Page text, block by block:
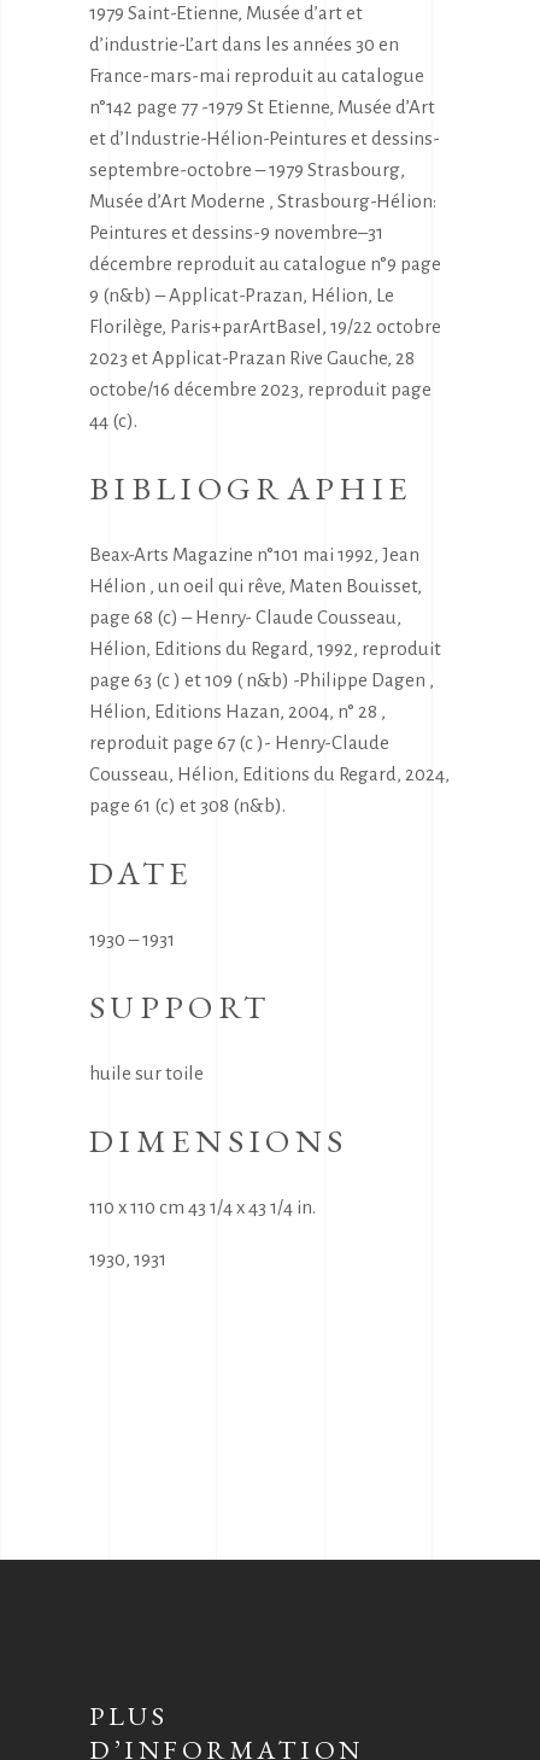
1979 Saint-Etienne, Musée d’art et
d’industrie-L’art dans les années 30 en
France-mars-mai reproduit au catalogue
n°142 page 77 -1979 St Etienne, Musée d’Art
et d’Industrie-Hélion-Peintures et dessins-
septembre-octobre – 1979 Strasbourg,
Musée d’Art Moderne , Strasbourg-Hélion:
Peintures et dessins-9 novembre–31
décembre reproduit au catalogue n°9 page
9 (n&b) – Applicat-Prazan, Hélion, Le
Florilège, Paris+parArtBasel, 19/22 octobre
2023 et Applicat-Prazan Rive Gauche, 28
octobe/16 décembre 2023, reproduit page
44 (c).
BIBLIOGRAPHIE
Beax-Arts Magazine n°101 mai 1992, Jean
Hélion , un oeil qui rêve, Maten Bouisset,
page 68 (c) – Henry- Claude Cousseau,
Hélion, Editions du Regard, 1992, reproduit
page 63 (c ) et 109 ( n&b) -Philippe Dagen ,
Hélion, Editions Hazan, 2004, n° 28 ,
reproduit page 67 (c )- Henry-Claude
Cousseau, Hélion, Editions du Regard, 2024,
page 61 (c) et 308 (n&b).
DATE
1930 – 1931
SUPPORT
huile sur toile
DIMENSIONS
110 x 110 cm 43 1/4 x 43 1/4 in.
1930, 1931
PLUS
D’INFORMATION